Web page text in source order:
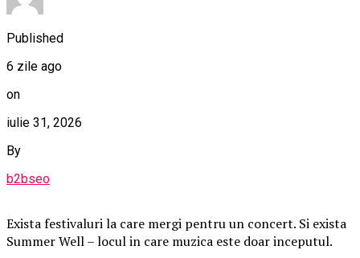
Published
6 zile ago
on
iulie 31, 2026
By
b2bseo
Exista festivaluri la care mergi pentru un concert. Si exista
Summer Well – locul in care muzica este doar inceputul.